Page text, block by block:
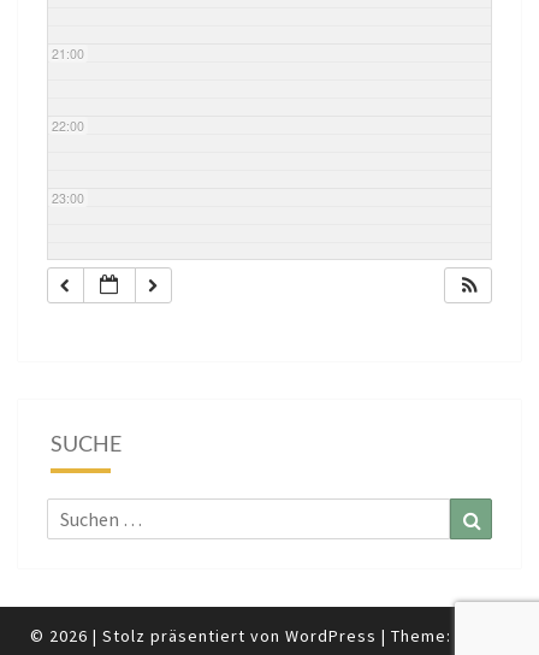
21:00
22:00
23:00
SUCHE
Suchen
nach:
© 2026 | Stolz präsentiert von WordPress | Theme: